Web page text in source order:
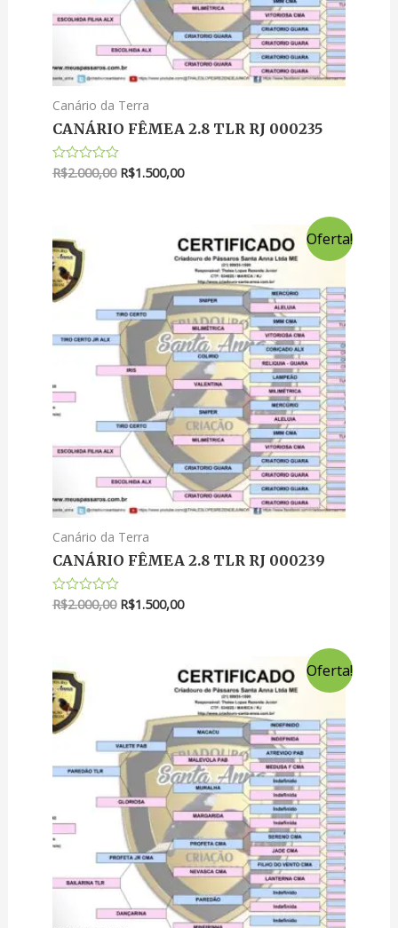
Canário da Terra
CANÁRIO FÊMEA 2.8 TLR RJ 000235
Avaliação
R$2.000,00 R$1.500,00
Oferta!
Canário da Terra
CANÁRIO FÊMEA 2.8 TLR RJ 000239
Avaliação
R$2.000,00 R$1.500,00
Oferta!